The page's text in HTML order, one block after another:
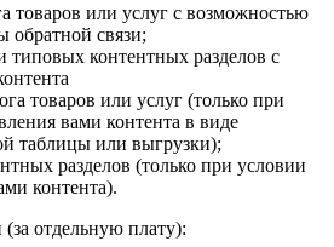
товаров или услуг с возможностью
обратной связи;
типовых контентных разделов с
товаров или услуг (только при
вами контента в виде
таблицы или выгрузки);
разделов (только при условии
контента).
отдельную плату):